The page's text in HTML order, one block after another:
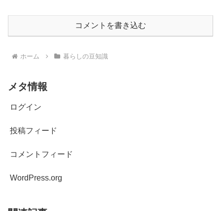
コメントを書き込む
ホーム 暮らしの豆知識
メタ情報
ログイン
投稿フィード
コメントフィード
WordPress.org